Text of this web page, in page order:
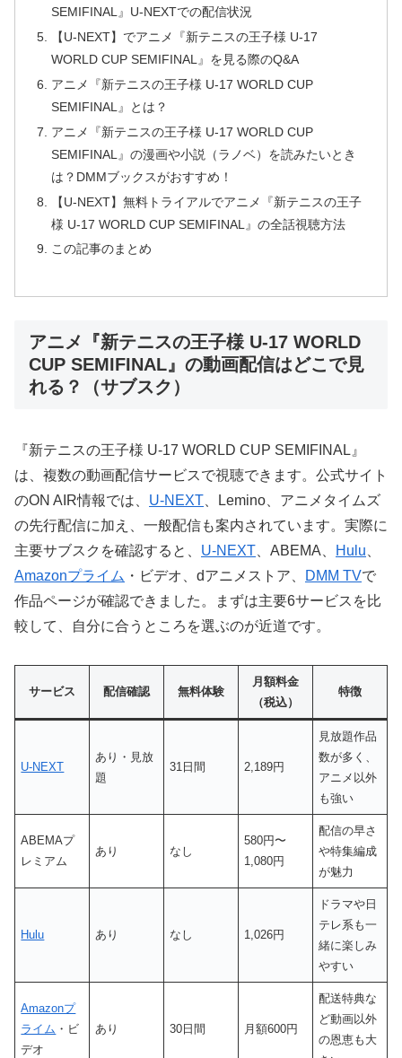
SEMIFINAL』U-NEXTでの配信状況
【U-NEXT】でアニメ『新テニスの王子様 U-17
WORLD CUP SEMIFINAL』を見る際のQ&A
アニメ『新テニスの王子様 U-17 WORLD CUP
SEMIFINAL』とは？
アニメ『新テニスの王子様 U-17 WORLD CUP
SEMIFINAL』の漫画や小説（ラノベ）を読みたいとき
は？DMMブックスがおすすめ！
【U-NEXT】無料トライアルでアニメ『新テニスの王子
様 U-17 WORLD CUP SEMIFINAL』の全話視聴方法
この記事のまとめ
アニメ『新テニスの王子様 U-17 WORLD
CUP SEMIFINAL』の動画配信はどこで見
れる？（サブスク）
『新テニスの王子様 U-17 WORLD CUP SEMIFINAL』
は、複数の動画配信サービスで視聴できます。公式サイト
のON AIR情報では、 U-NEXT 、Lemino、アニメタイムズ
の先行配信に加え、一般配信も案内されています。実際に
主要サブスクを確認すると、 U-NEXT 、ABEMA、 Hulu
Amazonプライム ・ビデオ、dアニメストア、 DMM TVで
作品ページが確認できました。まずは主要6サービスを比
較して、自分に合うところを選ぶのが近道です。
サービス 配信確認 無料体験
月額料金
（税込）
特徴
U-NEXT
あり・見放
題
31日間 2,189円
見放題作品
数が多く、
アニメ以外
も強い
ABEMAプ
レミアム
あり なし
580円〜
1,080円
配信の早さ
や特集編成
が魅力
Hulu あり なし 1,026円
ドラマや日
テレ系も一
緒に楽しみ
やすい
Amazonプ
ライム ・ビ
デオ
あり 30日間 月額600円
配送特典な
ど動画以外
の恩恵も大